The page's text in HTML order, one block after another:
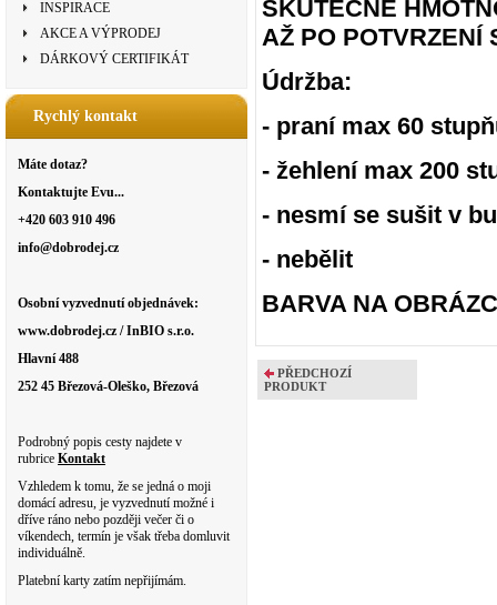
INSPIRACE
AKCE A VÝPRODEJ
DÁRKOVÝ CERTIFIKÁT
Rychlý kontakt
Máte dotaz?
Kontaktujte Evu...
+420 603 910 496
info@dobrodej.cz
Osobní vyzvednutí objednávek:
www.dobrodej.cz / InBIO s.r.o.
Hlavní 488
252 45 Březová-Oleško, Březová
Podrobný popis cesty najdete v
rubrice Kontakt
Vzhledem k tomu, že se jedná o moji
domácí adresu, je vyzvednutí možné i
dříve ráno nebo později večer či o
víkendech, termín je však třeba domluvit
individuálně.
Platební karty zatím nepřijímám.
SKUTEČNÉ
AŽ PO POTVRZENÍ
Údržba:
- praní max 60
- žehlení max 200
- nesmí se sušit v
- nebělit
BARVA NA
PŘEDCHOZÍ
PRODUKT